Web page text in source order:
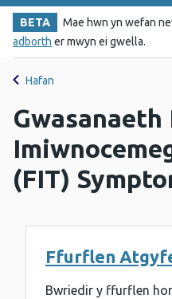
BETA
Mae hwn yn wefan
adborth er mwyn ei gwella.
Hafan
Gwasanaeth
(FIT)
Ffurflen
Bwriedir y ffurflen